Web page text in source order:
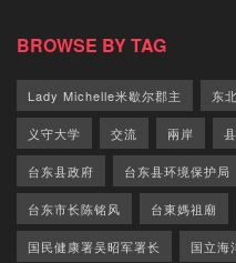
BROWSE BY TAG
Lady Michelle米歇尔郡主 东
义守大学 交流 兩岸
台东县政府 台东县环境保护局
台东市长陈铭风 台東媽祖廟
国民健康署吴昭军署长 国立海